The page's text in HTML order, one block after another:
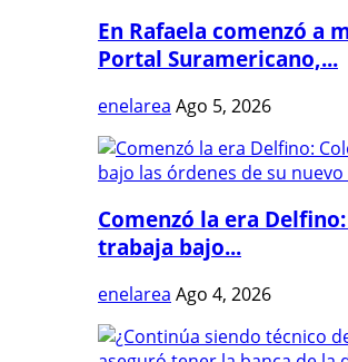
En Rafaela comenzó a
Portal Suramericano,...
enelarea Ago 5, 2026
Comenzó la era
trabaja bajo...
enelarea Ago 4, 2026